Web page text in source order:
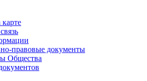
правовые документы
Общества